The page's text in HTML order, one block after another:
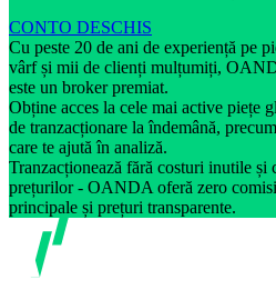
CONTO DESCHIS
Cu peste 20 de ani de experiență pe
vârf și mii de clienți mulțumiți,
este un broker premiat.
Obține acces la cele mai active piețe
de tranzacționare la îndemână,
care te ajută în analiză.
Tranzacționează fără costuri inutile și
prețurilor - OANDA oferă zero
principale și prețuri transparente.